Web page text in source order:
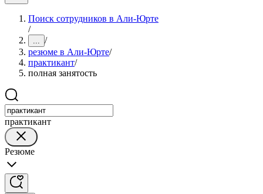
Поиск сотрудников в Али-Юрте
/
... /
резюме в Али-Юрте/
практикант/
полная занятость
практикант
Резюме